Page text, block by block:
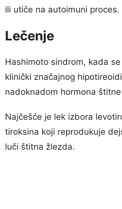
ili utiče na autoimuni proces.
Lečenje
Hashimoto sindrom, kada
klinički značajnog
nadoknadom hormona
Najčešće je lek izbora
tiroksina koji reprodukuje
luči štitna žlezda.